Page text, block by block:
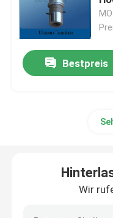
piezoelektrischer
Versenkbare
Ultraschall
Bestpreis
Wir